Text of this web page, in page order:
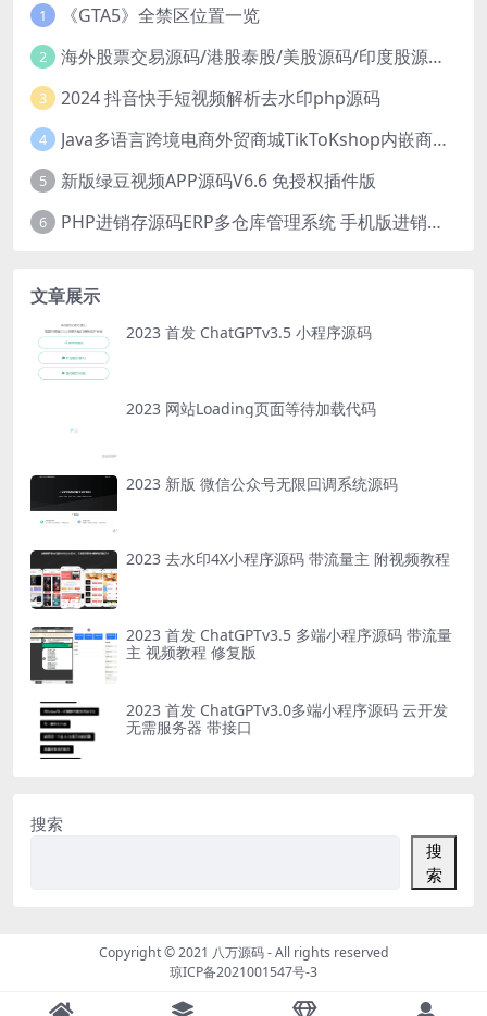
1 《GTA5》全禁区位置一览
2 海外股票交易源码/港股泰股/美股源码/印度股源码/马拉西亚股票源码/国际股票配资
3 2024 抖音快手短视频解析去水印php源码
4 Java多语言跨境电商外贸商城TikToKshop内嵌商城I商家入驻I一键铺
5 新版绿豆视频APP源码V6.6 免授权插件版
6 PHP进销存源码ERP多仓库管理系统 手机版进销存 php网络版进销存小程序
文章展示
2023 首发 ChatGPTv3.5 小程序源码
2023 网站Loading页面等待加载代码
2023 新版 微信公众号无限回调系统源码
2023 去水印4X小程序源码 带流量主 附视频教程
2023 首发 ChatGPTv3.5 多端小程序源码 带流量
主 视频教程 修复版
2023 首发 ChatGPTv3.0多端小程序源码 云开发
无需服务器 带接口
搜索
搜
索
Copyright © 2021 八万源码- All rights reserved
琼ICP备2021001547号-3